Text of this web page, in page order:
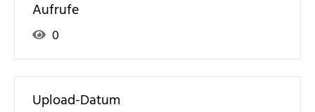
Aufrufe
0
Upload-Datum